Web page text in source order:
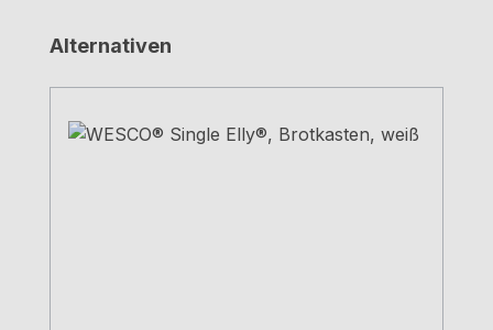
Produktgalerie überspringen
Alternativen